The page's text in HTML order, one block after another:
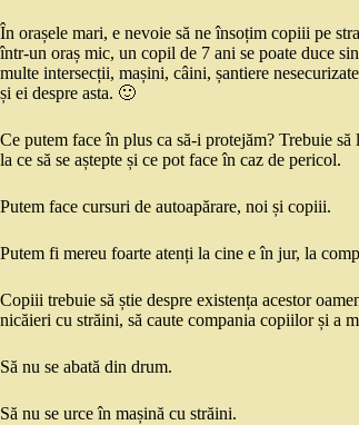
În orașele mari, e nevoie să ne însoțim copiii pe
într-un oraș mic, un copil de 7 ani se poate duce
multe intersecții, mașini, câini, șantiere
și ei despre asta. 🙂
Ce putem face în plus ca să-i protejăm? Trebuie
la ce să se aștepte și ce pot face în caz de pericol.
Putem face cursuri de autoapărare, noi și copiii.
Putem fi mereu foarte atenți la cine e în jur, la
Copiii trebuie să știe despre existența acestor
nicăieri cu străini, să caute compania copiilor și a
Să nu se abată din drum.
Să nu se urce în mașină cu străini.